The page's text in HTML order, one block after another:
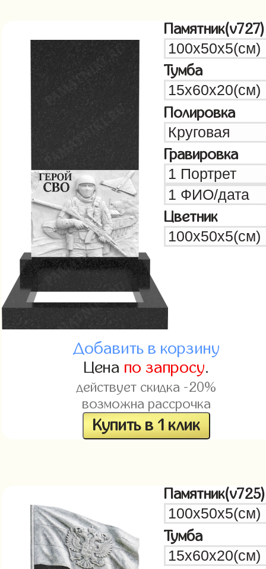
Памятник(v727)
Тумба
Полировка
Гравировка
Цветник
Добавить в корзину
Цена по запросу.
действует скидка -20%
возможна рассрочка
Купить в 1 клик
Памятник(v725)
Тумба